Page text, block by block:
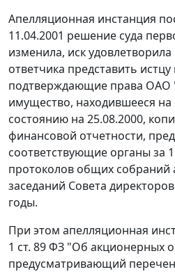
Апелляционная инстанция
11.04.2001 решение суда
изменила, иск
ответчика представить
подтверждающие права ОАО
имущество, находившееся на
состоянию на 25.08.2000,
финансовой отчетности,
соответствующие органы за
протоколов общих собраний
заседаний Совета
годы.
При этом апелляционная
1 ст. 89ФЗ "Об акционерных
предусматривающий